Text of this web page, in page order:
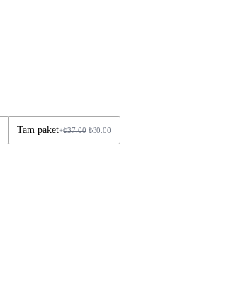
Tam paket+₺37.00 ₺30.00